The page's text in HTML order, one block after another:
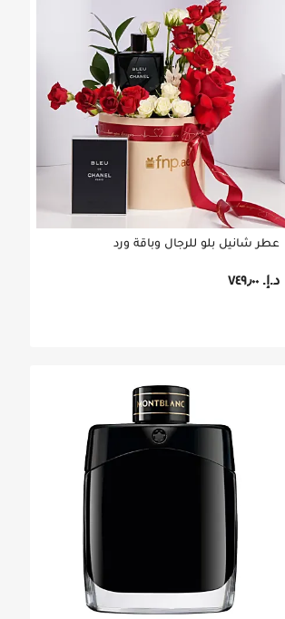
عطر شانيل بلو للرجال وباقة ورد
د.إ.‏ ٧٤٩٫٠٠